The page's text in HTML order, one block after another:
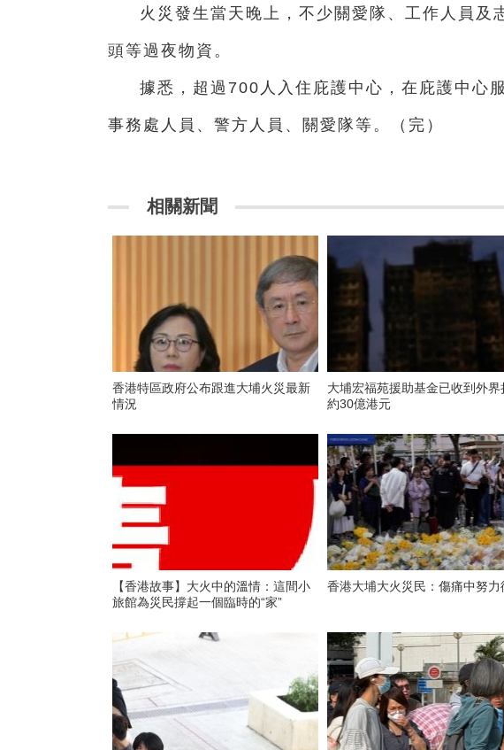
火災發生當天晚上，不少關愛隊、工作人員及
頭等過夜物資。
據悉，超過700人入住庇護中心，在庇護中心
事務處人員、警方人員、關愛隊等。（完）
相關新聞
香港特區政府公布跟進大埔火災最新
情況
大埔宏福苑援助基金已收到外界
約30億港元
【香港故事】大火中的溫情：這間小
旅館為災民撐起一個臨時的“家”
香港大埔大火災民：傷痛中努力